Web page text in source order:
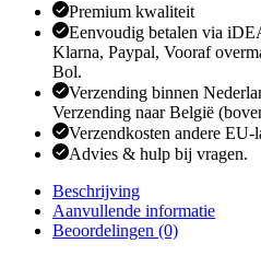
Premium kwaliteit
Eenvoudig betalen via
Klarna, Paypal, Vooraf
Bol.
Verzending binnen
Verzending naar België
Verzendkosten andere EU-
Advies & hulp bij vragen.
Beschrijving
Aanvullende informatie
Beoordelingen (0)